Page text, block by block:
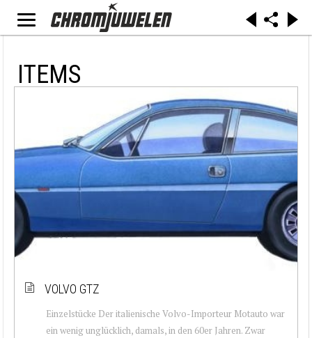
ITEMS
VOLVO GTZ
Einzelstücke Der italienische Volvo-Importeur Motauto war
ein wenig unglücklich, damals, in den 60er Jahren. Zwar